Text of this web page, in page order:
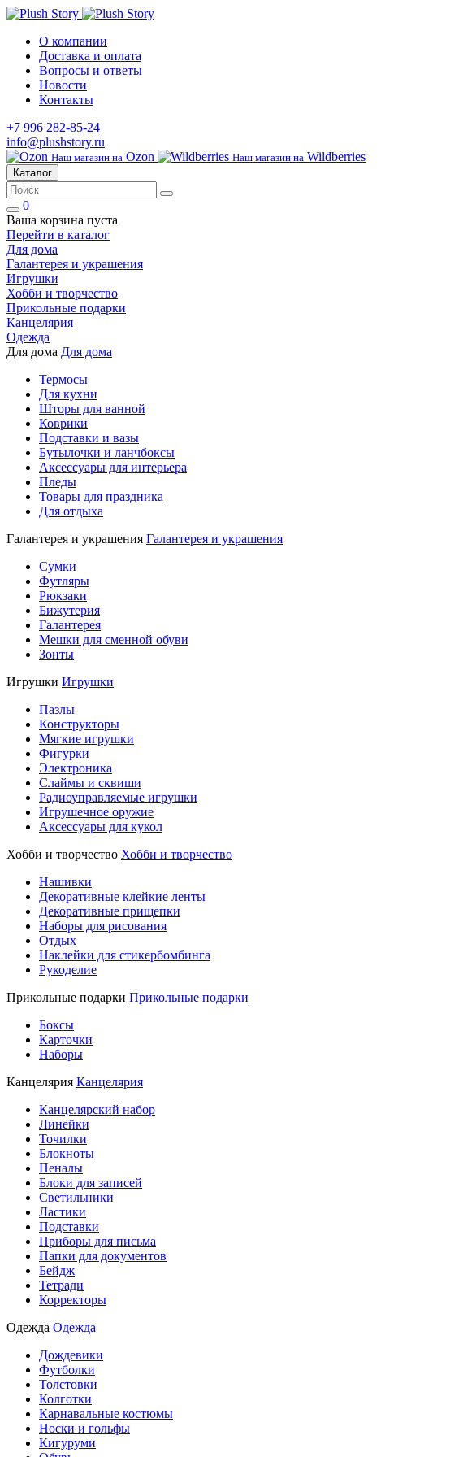
О компании
Доставка и оплата
Вопросы и ответы
Новости
Контакты
+7 996 282-85-24
info@plushstory.ru
Наш магазин на Ozon Наш магазин на Wildberries
Каталог
0
Ваша корзина пуста
Перейти в каталог
Для дома
Галантерея и украшения
Игрушки
Хобби и творчество
Прикольные подарки
Канцелярия
Одежда
Для дома Для дома
Термосы
Для кухни
Шторы для ванной
Коврики
Подставки и вазы
Бутылочки и ланчбоксы
Аксессуары для интерьера
Пледы
Товары для праздника
Для отдыха
Галантерея и украшения Галантерея и украшения
Сумки
Футляры
Рюкзаки
Бижутерия
Галантерея
Мешки для сменной обуви
Зонты
Игрушки Игрушки
Пазлы
Конструкторы
Мягкие игрушки
Фигурки
Электроника
Слаймы и сквиши
Радиоуправляемые игрушки
Игрушечное оружие
Аксессуары для кукол
Хобби и творчество Хобби и творчество
Нашивки
Декоративные клейкие ленты
Декоративные прищепки
Наборы для рисования
Отдых
Наклейки для стикербомбинга
Рукоделие
Прикольные подарки Прикольные подарки
Боксы
Карточки
Наборы
Канцелярия Канцелярия
Канцелярский набор
Линейки
Точилки
Блокноты
Пеналы
Блоки для записей
Светильники
Ластики
Подставки
Приборы для письма
Папки для документов
Бейдж
Тетради
Корректоры
Одежда Одежда
Дождевики
Футболки
Толстовки
Колготки
Карнавальные костюмы
Носки и гольфы
Кигуруми